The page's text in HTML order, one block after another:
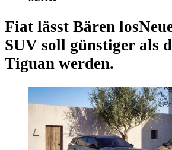
Fiat lässt Bären los
SUV soll günstiger als
Tiguan werden.